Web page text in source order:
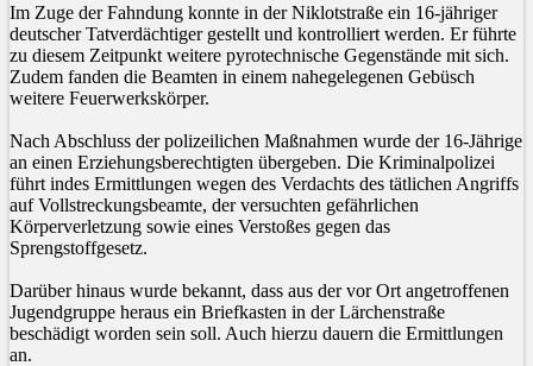
Im Zuge der Fahndung konnte in der Niklotstraße ein 16-jähriger
deutscher Tatverdächtiger gestellt und kontrolliert werden. Er führte
zu diesem Zeitpunkt weitere pyrotechnische Gegenstände mit sich.
Zudem fanden die Beamten in einem nahegelegenen Gebüsch
weitere Feuerwerkskörper.
Nach Abschluss der polizeilichen Maßnahmen wurde der 16-Jährige
an einen Erziehungsberechtigten übergeben. Die Kriminalpolizei
führt indes Ermittlungen wegen des Verdachts des tätlichen Angriffs
auf Vollstreckungsbeamte, der versuchten gefährlichen
Körperverletzung sowie eines Verstoßes gegen das
Sprengstoffgesetz.
Darüber hinaus wurde bekannt, dass aus der vor Ort angetroffenen
Jugendgruppe heraus ein Briefkasten in der Lärchenstraße
beschädigt worden sein soll. Auch hierzu dauern die Ermittlungen
an.